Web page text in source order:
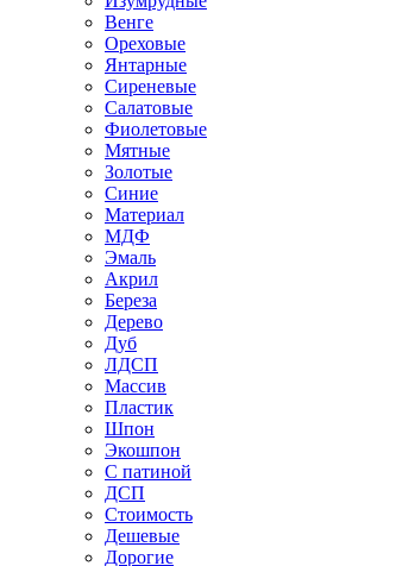
Венге
Ореховые
Янтарные
Сиреневые
Салатовые
Фиолетовые
Мятные
Золотые
Синие
Материал
МДФ
Эмаль
Акрил
Береза
Дерево
Дуб
ЛДСП
Массив
Пластик
Шпон
Экошпон
С патиной
ДСП
Стоимость
Дешевые
Дорогие